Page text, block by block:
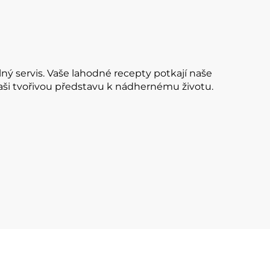
servis. Vaše lahodné recepty potkají naše
tvořivou představu k nádhernému životu.